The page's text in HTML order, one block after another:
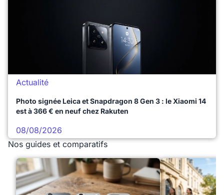
Actualité
Photo signée Leica et Snapdragon 8 Gen 3 : le Xiaomi 14
est à 366 € en neuf chez Rakuten
08/08/2026
Nos guides et comparatifs